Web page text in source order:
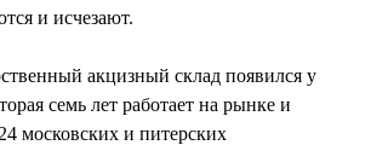
и исчезают.
акцизный склад появился у
семь лет работает на рынке и
московских и питерских